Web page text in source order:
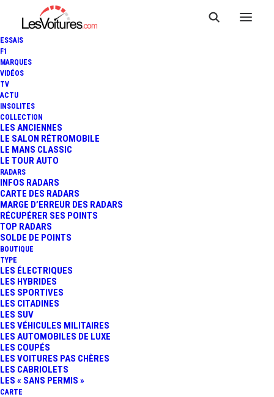
ESSAIS
F1
MARQUES
VIDÉOS
TV
ACTU
INSOLITES
COLLECTION
LES ANCIENNES
LE SALON RÉTROMOBILE
LE MANS CLASSIC
LE TOUR AUTO
RADARS
INFOS RADARS
CARTE DES RADARS
MARGE D’ERREUR DES RADARS
RÉCUPÉRER SES POINTS
TOP RADARS
SOLDE DE POINTS
BOUTIQUE
TYPE
LES ÉLECTRIQUES
LES HYBRIDES
LES SPORTIVES
LES CITADINES
LES SUV
LES VÉHICULES MILITAIRES
LES AUTOMOBILES DE LUXE
LES COUPÉS
LES VOITURES PAS CHÈRES
LES CABRIOLETS
LES « SANS PERMIS »
CARTE
SANS PERMIS À 48 KM/H
2 Minutes